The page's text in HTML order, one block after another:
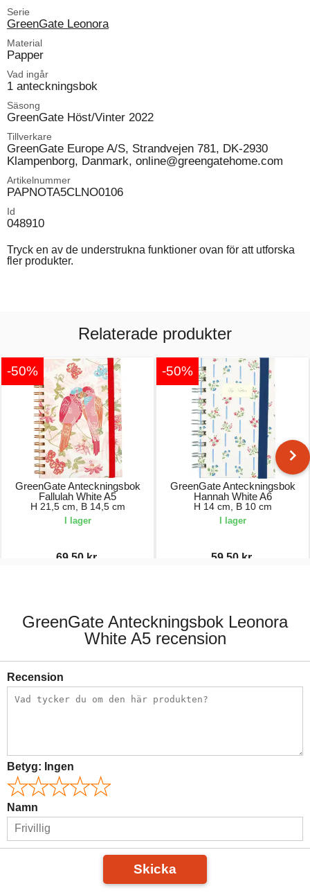
Serie
GreenGate Leonora
Material
Papper
Vad ingår
1 anteckningsbok
Säsong
GreenGate Höst/Vinter 2022
Tillverkare
GreenGate Europe A/S, Strandvejen 781, DK-2930
Klampenborg, Danmark, online@greengatehome.com
Artikelnummer
PAPNOTA5CLNO0106
Id
048910
Tryck en av de understrukna funktioner ovan för att utforska
fler produkter.
Relaterade produkter
-50%
GreenGate Anteckningsbok
Fallulah White A5
H 21,5 cm, B 14,5 cm
I lager
69,50 kr.
-50%
GreenGate Anteckningsbok
Hannah White A6
H 14 cm, B 10 cm
I lager
59,50 kr.
GreenGate Anteckningsbok Leonora
White A5 recension
Recension
Betyg: Ingen
Namn
Skicka